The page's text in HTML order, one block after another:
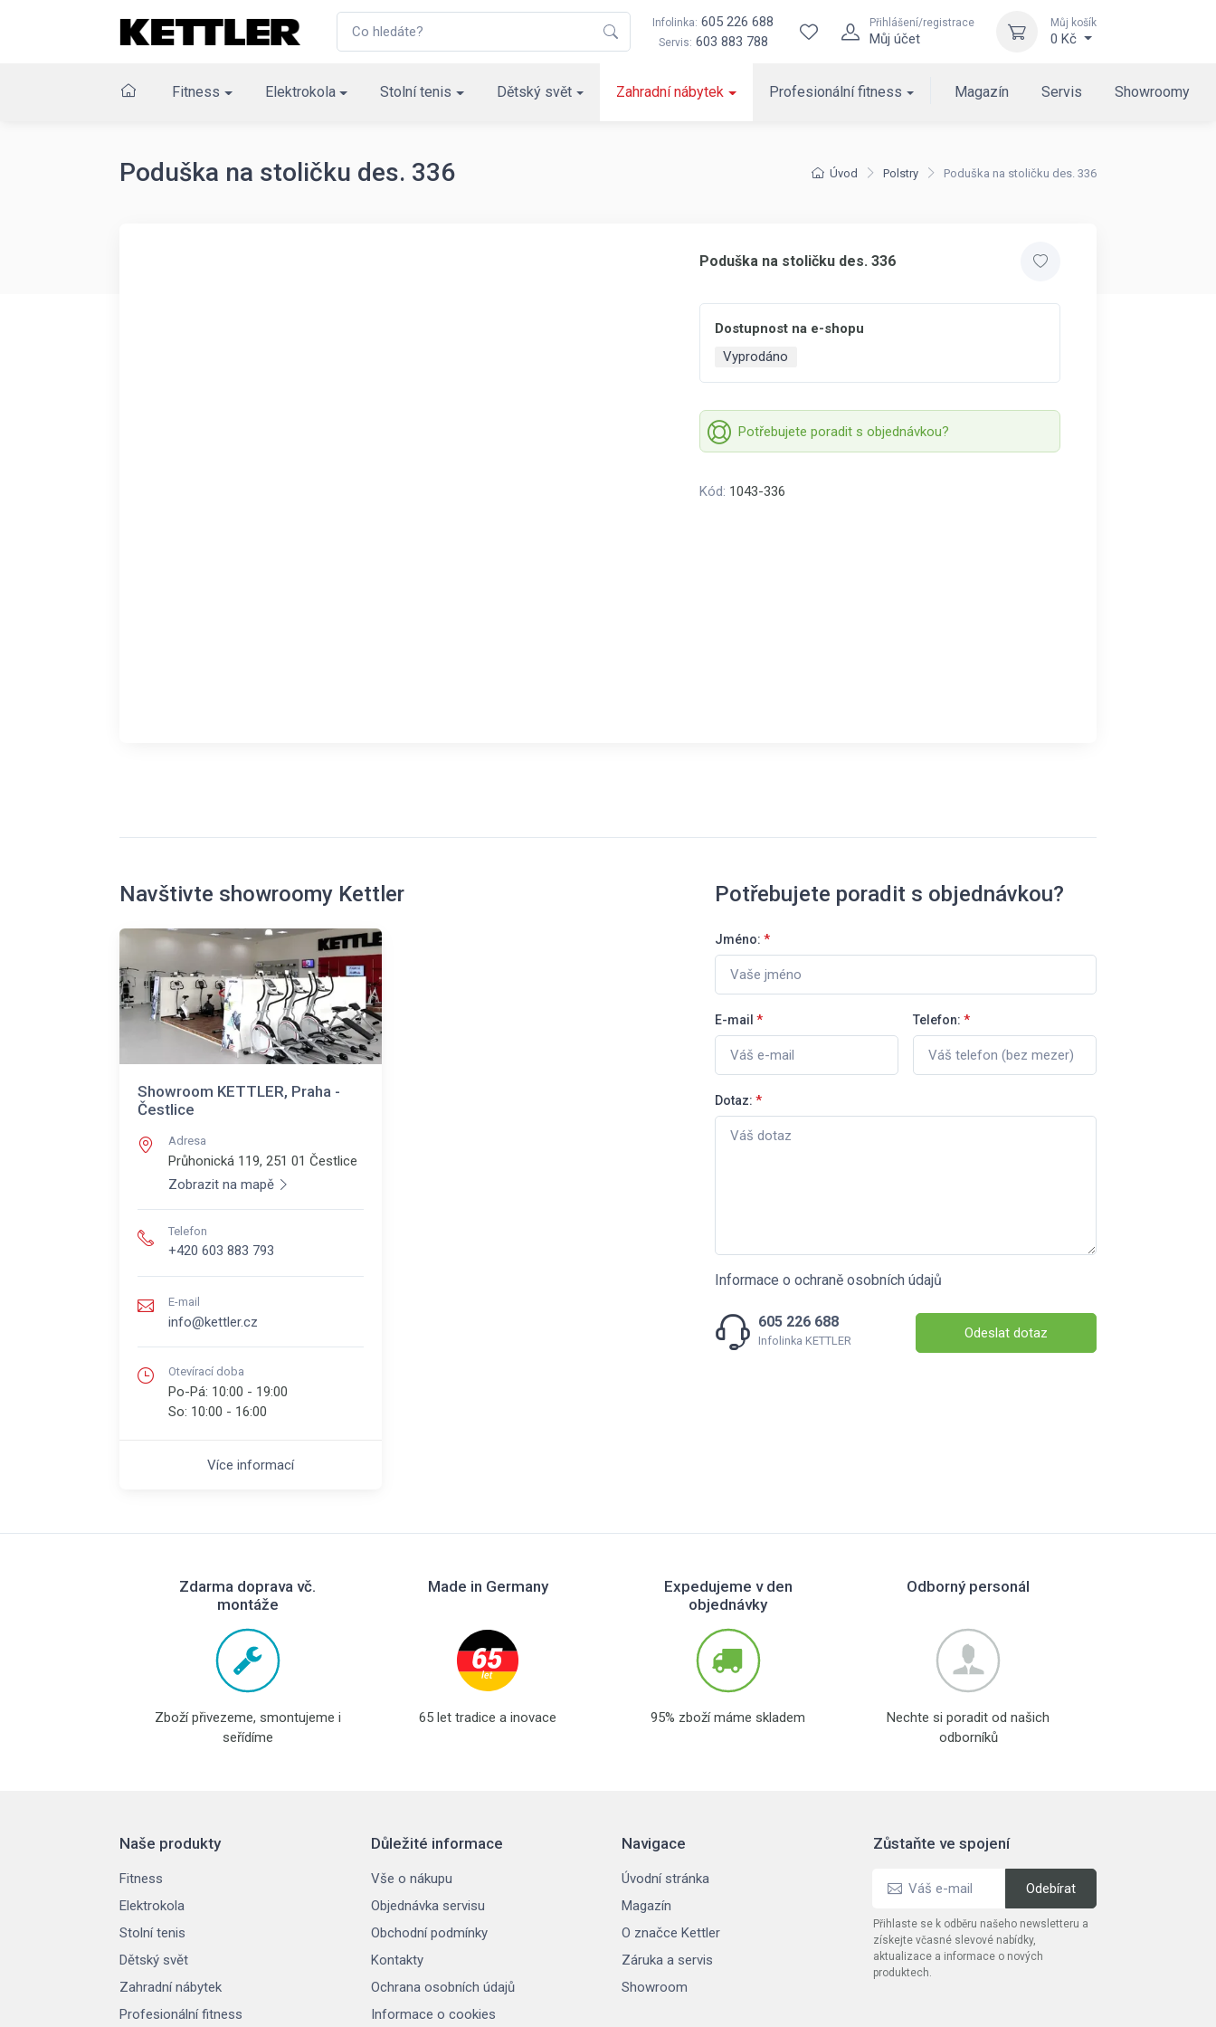
Infolinka: 605 226 688
Servis: 603 883 788
Přihlášení/registrace
Můj účet
Můj košík
0 Kč
Fitness Elektrokola Stolní tenis Dětský svět Zahradní nábytek Profesionální fitness Magazín Servis Showroomy
Úvod Polstry Poduška na stoličku des. 336
Poduška na stoličku des. 336
Poduška na stoličku des. 336
Dostupnost na e-shopu
Vyprodáno
Potřebujete poradit s objednávkou?
Kód: 1043-336
Navštivte showroomy Kettler
Showroom KETTLER, Praha -
Čestlice
Adresa
Průhonická 119, 251 01 Čestlice
Zobrazit na mapě
Telefon
+420 603 883 793
E-mail
info@kettler.cz
Otevírací doba
Po-Pá: 10:00 - 19:00
So: 10:00 - 16:00
Více informací
Potřebujete poradit s objednávkou?
Jméno: *
E-mail * Telefon: *
Dotaz: *
Informace o ochraně osobních údajů
605 226 688
Infolinka KETTLER Odeslat dotaz
Zdarma doprava vč.
montáže
Zboží přivezeme, smontujeme i
seřídíme
Made in Germany
65 let tradice a inovace
Expedujeme v den
objednávky
95% zboží máme skladem
Odborný personál
Nechte si poradit od našich
odborníků
Naše produkty
Fitness
Elektrokola
Stolní tenis
Dětský svět
Zahradní nábytek
Profesionální fitness
Důležité informace
Vše o nákupu
Objednávka servisu
Obchodní podmínky
Kontakty
Ochrana osobních údajů
Informace o cookies
Navigace
Úvodní stránka
Magazín
O značce Kettler
Záruka a servis
Showroom
Zůstaňte ve spojení
Přihlaste se k odběru našeho newsletteru a
získejte včasné slevové nabídky,
aktualizace a informace o nových
produktech.